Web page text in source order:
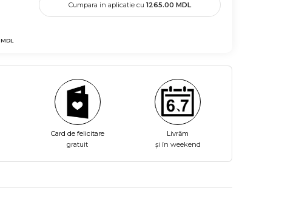
MDL
Cumpara in aplicatie cu1265.00 MDL
Card de felicitare
gratuit
Livrăm
și în weekend